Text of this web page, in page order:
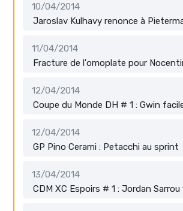
10/04/2014
Jaroslav Kulhavy renonce à
11/04/2014
Fracture de l'omoplate pour
12/04/2014
Coupe du Monde DH # 1 : Gwin
12/04/2014
GP Pino Cerami : Petacchi au sprint
13/04/2014
CDM XC Espoirs # 1 : Jordan Sarrou